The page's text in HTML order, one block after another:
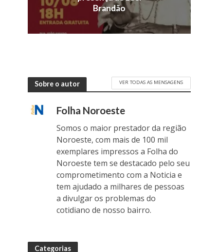
Brandão
Sobre o autor VER TODAS AS MENSAGENS
Folha Noroeste
Somos o maior prestador da região
Noroeste, com mais de 100 mil
exemplares impressos a Folha do
Noroeste tem se destacado pelo seu
comprometimento com a Noticia e
tem ajudado a milhares de pessoas
a divulgar os problemas do
cotidiano de nosso bairro.
Categorias